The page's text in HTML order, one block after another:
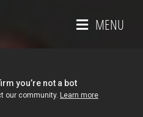
MENU